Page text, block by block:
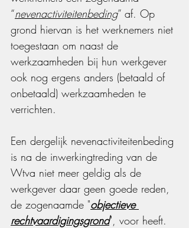
“nevenactiviteitenbeding” af. Op
grond hiervan is het werknemers niet
toegestaan om naast de
werkzaamheden bij hun werkgever
ook nog ergens anders (betaald of
onbetaald) werkzaamheden te
verrichten.
Een dergelijk nevenactiviteitenbeding
is na de inwerkingtreding van de
Wtva niet meer geldig als de
werkgever daar geen goede reden,
de zogenaamde "objectieve
rechtvaardigingsgrond", voor heeft.